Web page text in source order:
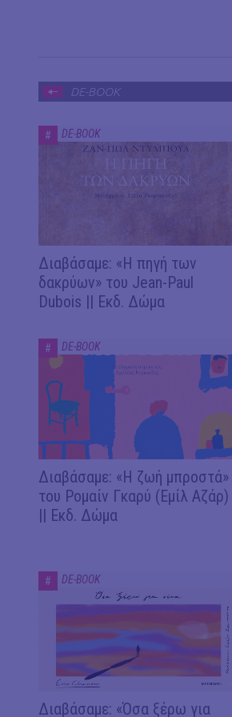
DE-BOOK
# DE-BOOK
Διαβάσαμε: «Η πηγή των
δακρύων» του Jean-Paul
Dubois || Εκδ. Δώμα
# DE-BOOK
Διαβάσαμε: «Η ζωή μπροστά»
του Ρομαίν Γκαρύ (Εμίλ Αζάρ)
|| Εκδ. Δώμα
# DE-BOOK
Διαβάσαμε: «Όσα ξέρω για